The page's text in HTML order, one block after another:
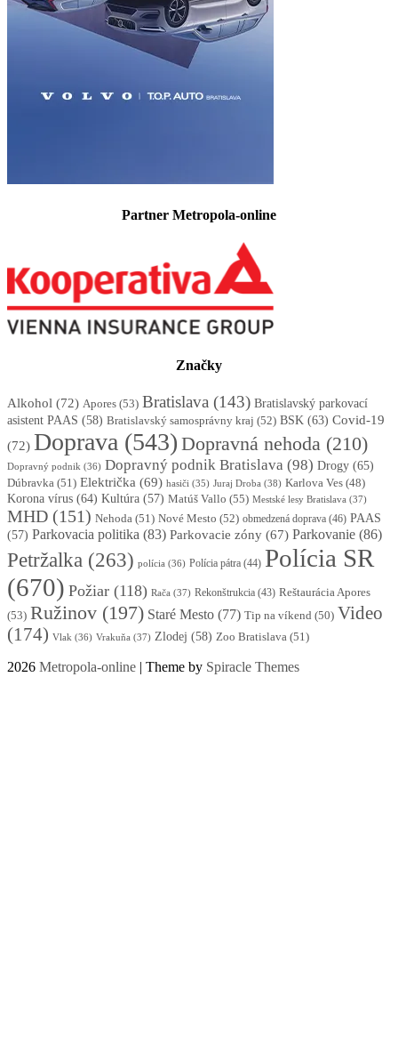
Partner Metropola-online
Značky
Alkohol (72) Apores (53) Bratislava (143) Bratislavský parkovací
asistent PAAS (58) Bratislavský samosprávny kraj (52) BSK (63) Covid-19
(72) Doprava (543) Dopravná nehoda (210)
Dopravný podnik (36) Dopravný podnik Bratislava (98) Drogy (65)
Dúbravka (51) Električka (69) hasiči (35) Juraj Droba (38) Karlova Ves (48)
Korona vírus (64) Kultúra (57) Matúš Vallo (55) Mestské lesy Bratislava (37)
MHD (151) Nehoda (51) Nové Mesto (52) obmedzená doprava (46) PAAS
(57) Parkovacia politika (83) Parkovacie zóny (67) Parkovanie (86)
Petržalka (263) polícia (36) Polícia pátra (44) Polícia SR
(670) Požiar (118) Rača (37) Rekonštrukcia (43) Reštaurácia Apores
(53) Ružinov (197) Staré Mesto (77) Tip na víkend (50) Video
(174) Vlak (36) Vrakuňa (37) Zlodej (58) Zoo Bratislava (51)
2026 Metropola-online | Theme by Spiracle Themes